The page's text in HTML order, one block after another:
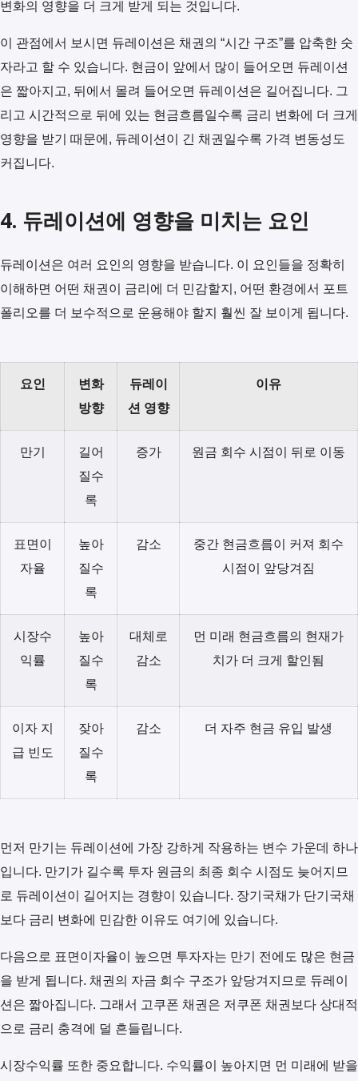
변화의 영향을 더 크게 받게 되는 것입니다.
이 관점에서 보시면 듀레이션은 채권의 “시간 구조”를 압축한 숫
자라고 할 수 있습니다. 현금이 앞에서 많이 들어오면 듀레이션
은 짧아지고, 뒤에서 몰려 들어오면 듀레이션은 길어집니다. 그
리고 시간적으로 뒤에 있는 현금흐름일수록 금리 변화에 더 크게
영향을 받기 때문에, 듀레이션이 긴 채권일수록 가격 변동성도
커집니다.
4. 듀레이션에 영향을 미치는 요인
듀레이션은 여러 요인의 영향을 받습니다. 이 요인들을 정확히
이해하면 어떤 채권이 금리에 더 민감할지, 어떤 환경에서 포트
폴리오를 더 보수적으로 운용해야 할지 훨씬 잘 보이게 됩니다.
요인
변화
방향
듀레이
션 영향
이유
만기
길어
질수
록
증가 원금 회수 시점이 뒤로 이동
표면이
자율
높아
질수
록
감소
중간 현금흐름이 커져 회수
시점이 앞당겨짐
시장수
익률
높아
질수
록
대체로
감소
먼 미래 현금흐름의 현재가
치가 더 크게 할인됨
이자 지
급 빈도
잦아
질수
록
감소 더 자주 현금 유입 발생
먼저 만기는 듀레이션에 가장 강하게 작용하는 변수 가운데 하나
입니다. 만기가 길수록 투자 원금의 최종 회수 시점도 늦어지므
로 듀레이션이 길어지는 경향이 있습니다. 장기국채가 단기국채
보다 금리 변화에 민감한 이유도 여기에 있습니다.
다음으로 표면이자율이 높으면 투자자는 만기 전에도 많은 현금
을 받게 됩니다. 채권의 자금 회수 구조가 앞당겨지므로 듀레이
션은 짧아집니다. 그래서 고쿠폰 채권은 저쿠폰 채권보다 상대적
으로 금리 충격에 덜 흔들립니다.
시장수익률 또한 중요합니다. 수익률이 높아지면 먼 미래에 받을